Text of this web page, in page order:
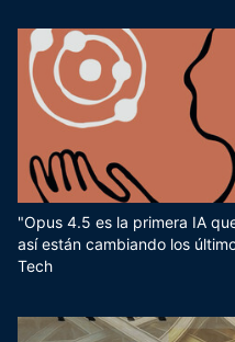
"Opus 4.5 es la primera IA
así están cambiando los
Tech